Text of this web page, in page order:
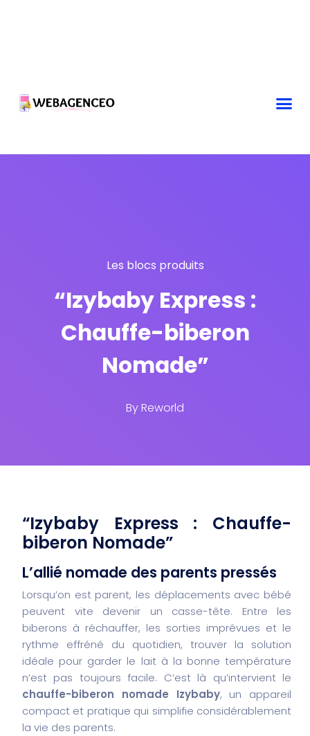
Les blocs produits
“Izybaby Express :
Chauffe-biberon
Nomade”
ByReworld
“Izybaby Express : Chauffe-
biberon Nomade”
L’allié nomade des parents pressés
Lorsqu’on est parent, les déplacements avec bébé
peuvent vite devenir un casse-tête. Entre les
biberons à réchauffer, les sorties imprévues et le
rythme effréné du quotidien, trouver la solution
idéale pour garder le lait à la bonne température
n’est pas toujours facile. C’est là qu’intervient le
chauffe-biberon nomade Izybaby, un appareil
compact et pratique qui simplifie considérablement
la vie des parents.